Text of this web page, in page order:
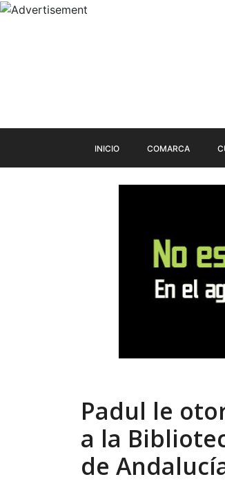
INICIO COMARCA
Padul le
a la
de